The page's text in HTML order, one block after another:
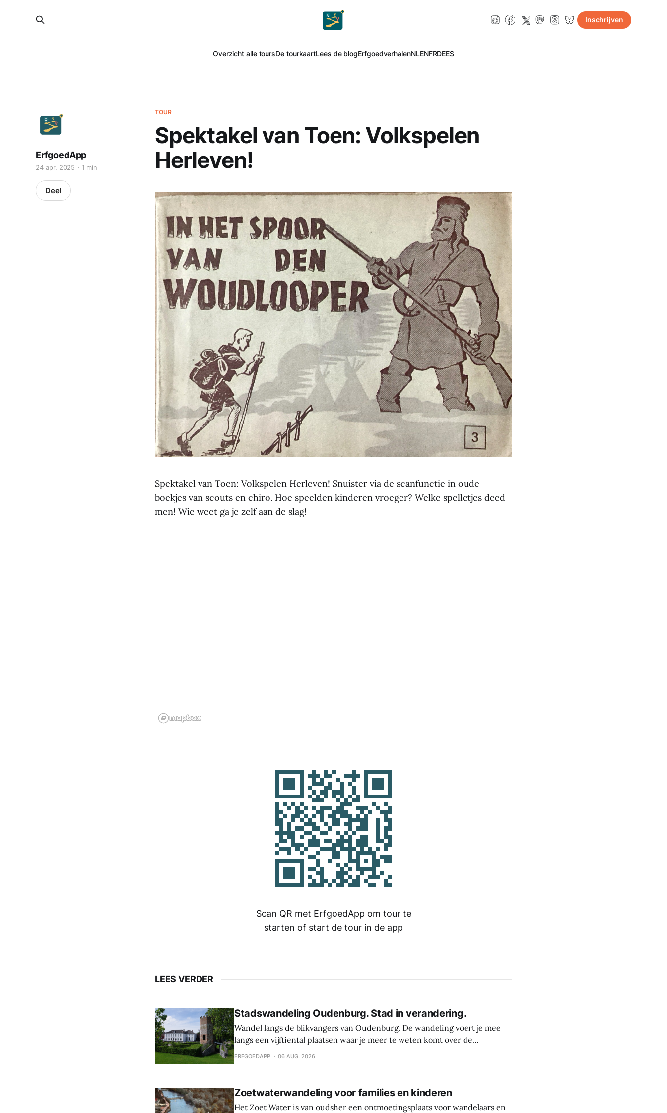
Overzicht alle toursDe tourkaartLees de blogErfgoedverhalenNLENFRDEES
Inschrijven
TOUR
Spektakel van Toen: Volkspelen
Herleven!
ErfgoedApp
24 apr. 2025 1 min
Deel
Spektakel van Toen: Volkspelen Herleven! Snuister via de scanfunctie in oude
boekjes van scouts en chiro. Hoe speelden kinderen vroeger? Welke spelletjes deed
men! Wie weet ga je zelf aan de slag!
Scan QR met ErfgoedApp om tour te
starten of start de tour in de app
LEES VERDER
Stadswandeling Oudenburg. Stad in verandering.
Wandel langs de blikvangers van Oudenburg. De wandeling voert je mee
langs een vijftiental plaatsen waar je meer te weten komt over de
geschiedenis, weetjes en toekomstplannen van de bijzonderste plekken in
ERFGOEDAPP 06 AUG. 2026
Zoetwaterwandeling voor families en kinderen
Het Zoet Water is van oudsher een ontmoetingsplaats voor wandelaars en